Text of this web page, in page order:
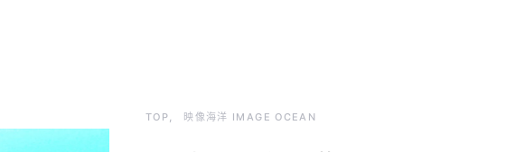
TOP 映像海洋 IMAGE OCEAN